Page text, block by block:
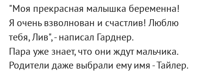
"Моя прекрасная малышка беременна!
Я очень взволнован и счастлив! Люблю
тебя, Лив", - написал Гарднер.
Пара уже знает, что они ждут мальчика.
Родители даже выбрали ему имя - Тайлер.